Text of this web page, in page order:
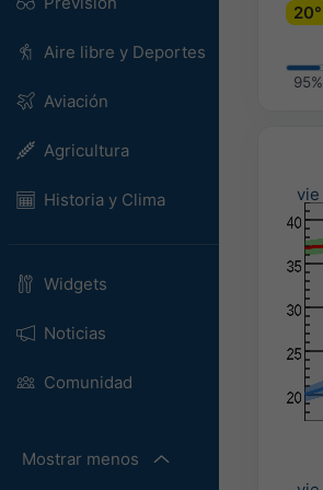
Aire libre y Deportes
Aviación
Agricultura
Historia y Clima
Widgets
Noticias
Comunidad
Mostrar menos
20°
95%
vie